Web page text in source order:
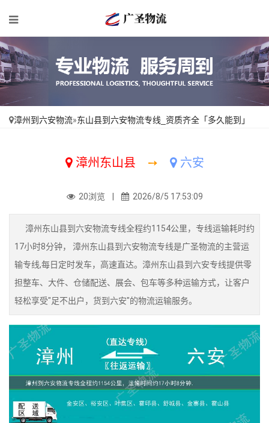
漳州到六安物流»东山县到六安物流专线_资质齐全「多久能到」
漳州东山县 ➙ 六安
20浏览 | 2026/8/5 17:53:09
漳州东山县到六安物流专线全程约1154公里，专线运输耗时约
17小时8分钟， 漳州东山县到六安物流专线是广圣物流的主营运
输专线,每日定时发车，高速直达。漳州东山县到六安专线提供零
担整车、大件、仓储配送、展会、包车等多种运输方式，让客户
轻松享受"足不出户，货到六安"的物流运输服务。